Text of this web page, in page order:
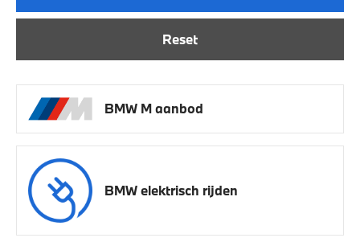
Reset
BMW M aanbod
BMW elektrisch rijden